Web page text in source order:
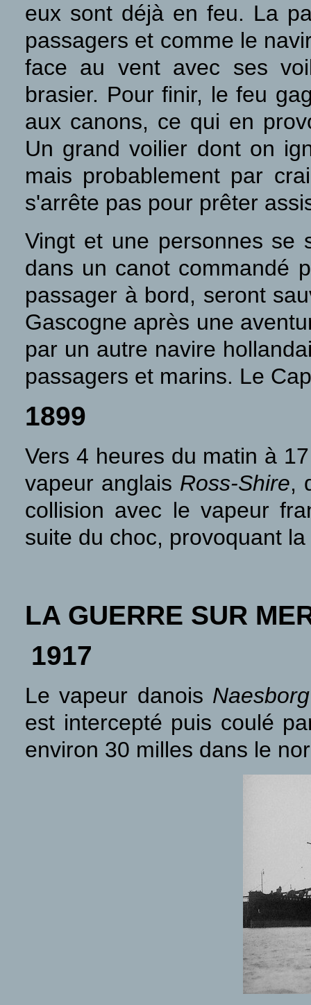
eux sont déjà en feu. La
passagers et comme le
face au vent avec ses
brasier. Pour finir, le feu
aux canons, ce qui en
Un grand voilier dont on
mais probablement par
s'arrête pas pour prêter
Vingt et une personnes se
dans un canot commandé
passager à bord, seront
Gascogne après une
par un autre navire
passagers et marins. Le
1899
Vers 4 heures du matin à
vapeur anglais Ross-Shire,
collision avec le vapeur
suite du choc, provoquant
LA GUERRE SUR
1917
Le vapeur danois Naesborg
est intercepté puis coulé
environ 30 milles dans le